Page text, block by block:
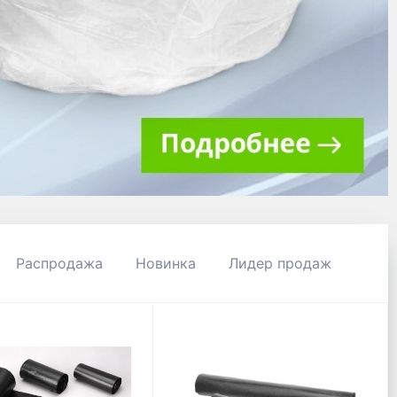
Распродажа Новинка Лидер продаж